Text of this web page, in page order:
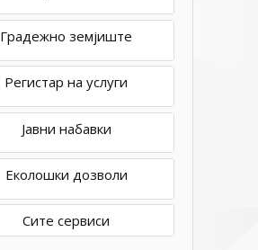
Градежно земјиште
Регистар на услуги
Јавни набавки
Еколошки дозволи
Сите сервиси